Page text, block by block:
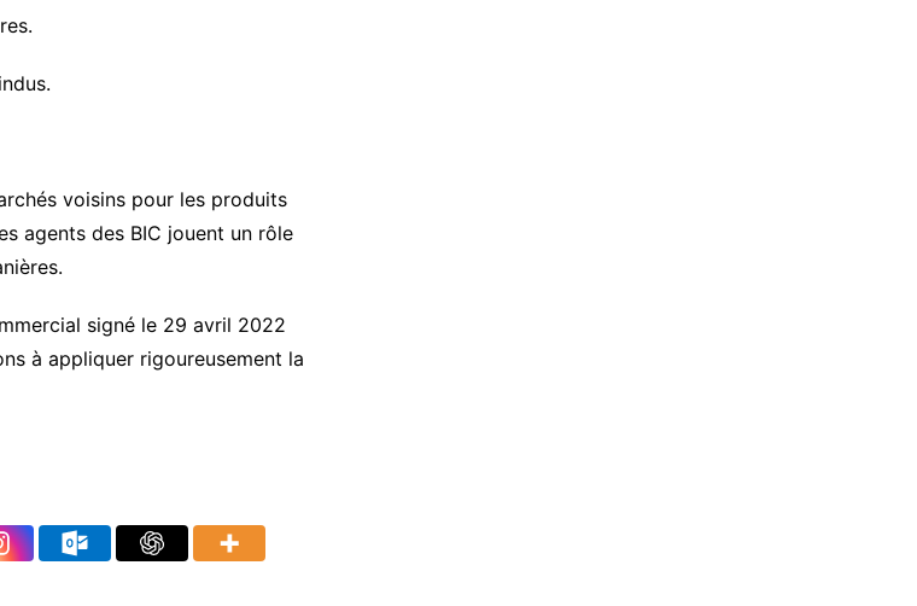
voisins pour les produits
agents des BIC jouent un rôle
signé le 29 avril 2022
à appliquer rigoureusement la